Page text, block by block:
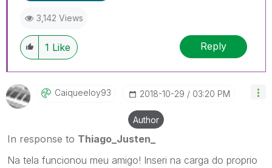
3,142 Views
1 Like Reply
Caiqueeloy93 ‎2018-10-29 03:20 PM
Author
In response to Thiago_Justen_
Na tela funcionou meu amigo! Inseri na carga do proprio